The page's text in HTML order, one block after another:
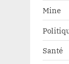
Mine
Santé